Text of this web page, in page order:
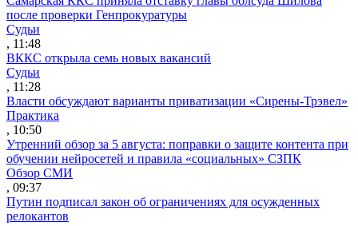
после проверки Генпрокуратуры
Судьи
, 11:48
ВККС открыла семь новых вакансий
Судьи
, 11:28
Власти обсуждают варианты приватизации «Сирены-Трэвел»
Практика
, 10:50
Утренний обзор за 5 августа: поправки о защите контента при
обучении нейросетей и правила «социальных» СЗПК
Обзор СМИ
, 09:37
Путин подписал закон об ограничениях для осужденных
релокантов